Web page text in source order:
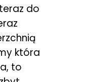
do
która
to